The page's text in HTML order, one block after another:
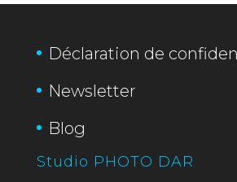
Déclaration de
Newsletter
Blog
Studio PHOTO DAR